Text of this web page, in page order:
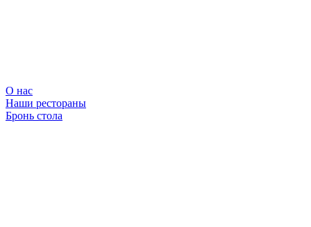
О нас
Наши рестораны
Бронь стола